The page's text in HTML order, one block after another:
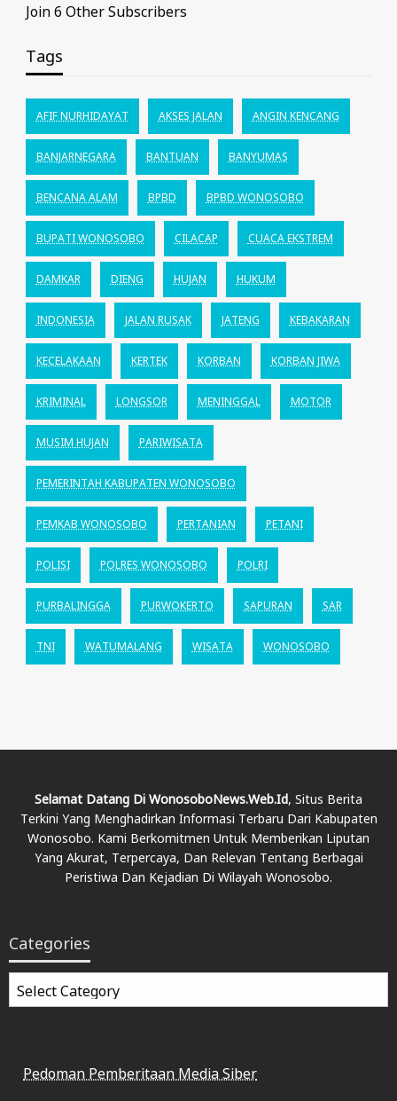
Join 6 Other Subscribers
Tags
AFIF NURHIDAYAT AKSES JALAN ANGIN KENCANG
BANJARNEGARA BANTUAN BANYUMAS
BENCANA ALAM BPBD BPBD WONOSOBO
BUPATI WONOSOBO CILACAP CUACA EKSTREM
DAMKAR DIENG HUJAN HUKUM
INDONESIA JALAN RUSAK JATENG KEBAKARAN
KECELAKAAN KERTEK KORBAN KORBAN JIWA
KRIMINAL LONGSOR MENINGGAL MOTOR
MUSIM HUJAN PARIWISATA
PEMERINTAH KABUPATEN WONOSOBO
PEMKAB WONOSOBO PERTANIAN PETANI
POLISI POLRES WONOSOBO POLRI
PURBALINGGA PURWOKERTO SAPURAN SAR
TNI WATUMALANG WISATA WONOSOBO
Selamat Datang Di WonosoboNews.web.id, Situs Berita
Terkini Yang Menghadirkan Informasi Terbaru Dari Kabupaten
Wonosobo. Kami Berkomitmen Untuk Memberikan Liputan
Yang Akurat, Terpercaya, Dan Relevan Tentang Berbagai
Peristiwa Dan Kejadian Di Wilayah Wonosobo.
Categories
Categories
Pedoman Pemberitaan Media Siber